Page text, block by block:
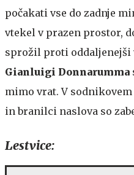
počakati vse do zadnje
vtekel v prazen prostor,
sprožil proti oddaljenejši
Gianluigi Donnarumma
mimo vrat. V
in branilci naslova so
Lestvice: